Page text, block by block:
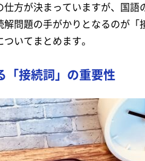
方が決まっていますが、国
問題の手がかりとなるのが「
いてまとめます。
「接続詞」の重要性